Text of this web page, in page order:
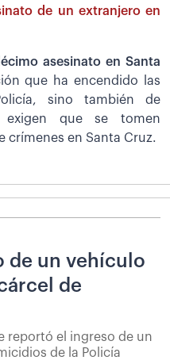
de un extranjero en
asesinato en Santa
que ha encendido las
sino también de
exigen que se tomen
crímenes en Santa Cruz.
de un vehículo
de
reportó el ingreso de un
de la Policía